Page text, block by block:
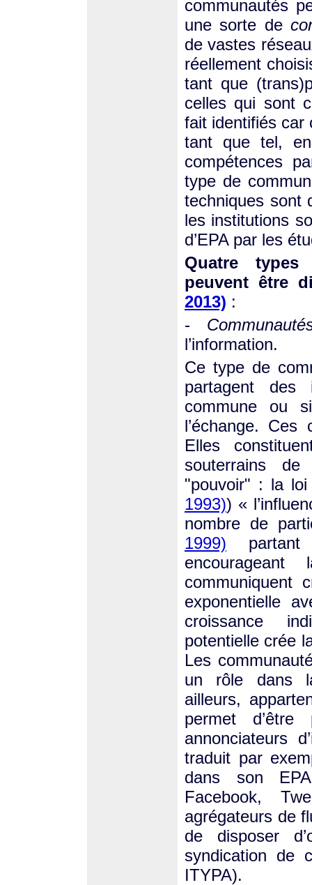
communautés
une sorte de
de vastes
réellement
tant que
celles qui sont
fait identifiés car
tant que tel,
compétences
type de
techniques sont
les institutions
d’EPA par les
Quatre types
peuvent être
2013) :
-
l’information.
Ce type de
partagent des
commune ou
l’échange. Ces
Elles
souterrains
"pouvoir" : la
1993)) «
nombre de
1999) partant
communiquent
exponentielle
croissance
potentielle crée
Les
un rôle dans
ailleurs,
permet
annonciateurs
traduit par
dans son
Facebook,
agrégateurs de
de disposer
syndication de
ITYPA).